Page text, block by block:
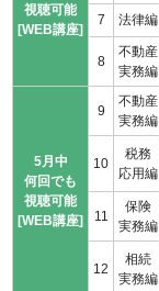
視聴可能
[WEB講座]
7 法律編
8
不動産
実務編
5月中
何回でも
視聴可能
[WEB講座]
9
不動産
実務編
10
税務
応用編
11
保険
実務編
12
相続
実務編